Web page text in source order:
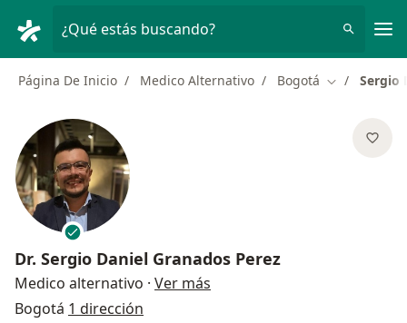
¿Qué estás buscando?
Página De Inicio Medico Alternativo Bogotá Cambiar de
Sergio
Dr. Sergio Daniel Granados Perez
Medico alternativo · Ver más
Bogotá 1 dirección